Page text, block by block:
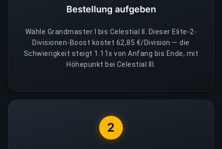
Bestellung aufgeben
Wähle Grandmaster I bis Celestial II. Dieser Elite-2-
Divisionen-Boost kostet 62,85 €/Division — die
Schwierigkeit steigt 1.11x von Anfang bis Ende, mit
Höhepunkt bei Celestial III.
2